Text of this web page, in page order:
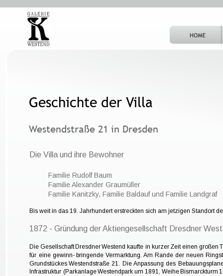
Die Villa und ihre Bewohner
Familie Rudolf Baum
Familie Alexander Graumüller
Familie Kanitzky, Familie Baldauf und Familie Landgraf
Bis weit in das 19. Jahrhundert erstreckten sich am jetzigen Standort
1872 - Gründung der Aktiengesellschaft Dresdner
Die Gesellschaft Dresdner Westend kaufte in kurzer Zeit einen großen
für eine gewinn- bringende Vermarktung. Am Rande der neuen
Grundstückes Westendstraße 21. Die Anpassung des
Infrastruktur (Parkanlage Westendpark um 1891, Weihe Bismarckturm
Geschichte der Villa
Westendstraße 21 in Dresden